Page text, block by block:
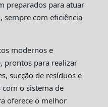
preparados para atuar
sempre com eficiência
modernos e
prontos para realizar
sucção de resíduos e
o sistema de
oferece o melhor